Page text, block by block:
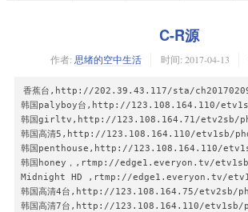
C-R源
作者: 思绪的空中生活 时间: 2017-04-13
香蕉台,http://202.39.43.117/sta/
韩国palyboy台,http://123.108.164.110/
韩国girltv,http://123.108.164.71/etv2sb/
韩国高清5,http://123.108.164.110/etv1sb/
韩国penthouse,http://123.108.164.110/
韩国honey，,rtmp://edge1.everyon.tv/
Midnight HD ,rtmp://edge1.everyon.tv/
韩国高清4台,http://123.108.164.75/etv2sb/
韩国高清7台,http://123.108.164.110/